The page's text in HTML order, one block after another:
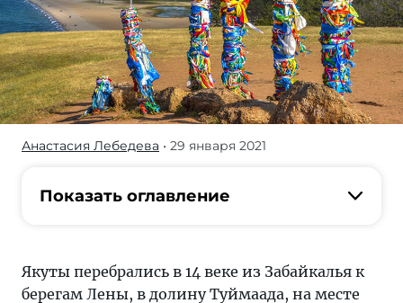
Якуты —
коренной
земледельцы,
Анастасия Лебедева • 29 января 2021
Показать оглавление
Якуты перебрались в 14 веке из Забайкалья к
берегам Лены, в долину Туймаада, на месте